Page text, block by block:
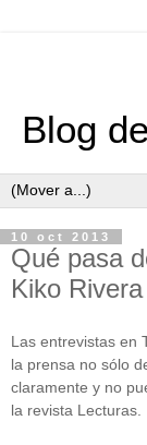
Blog
10 oct 2013
Qué pasa
Kiko
Las entrevistas en
la prensa no sólo
claramente y no
la revista Lecturas.